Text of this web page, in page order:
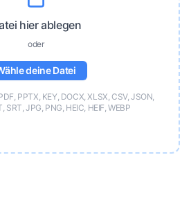
hier ablegen
oder
deine Datei
PPTX, KEY, DOCX, XLSX, CSV, JSON,
SRT, JPG, PNG, HEIC, HEIF, WEBP